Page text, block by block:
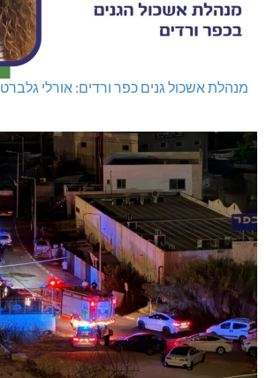
מנהלת אשכול גנים כפר ורדים: אורלי גלברט